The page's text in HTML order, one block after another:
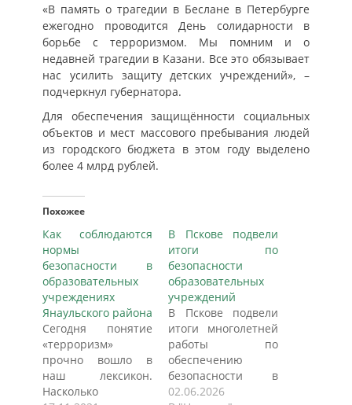
«В память о трагедии в Беслане в Петербурге
ежегодно проводится День солидарности в
борьбе с терроризмом. Мы помним и о
недавней трагедии в Казани. Все это обязывает
нас усилить защиту детских учреждений», –
подчеркнул губернатора.
Для обеспечения защищённости социальных
объектов и мест массового пребывания людей
из городского бюджета в этом году выделено
более 4 млрд рублей.
Похожее
Как соблюдаются
нормы
безопасности в
образовательных
учреждениях
Янаульского района
Cегодня понятие
«терроризм»
прочно вошло в
наш лексикон.
Насколько
В Пскове подвели
итоги по
безопасности
образовательных
учреждений
В Пскове подвели
итоги многолетней
работы по
обеспечению
безопасности в
детских садах и
02.06.2026